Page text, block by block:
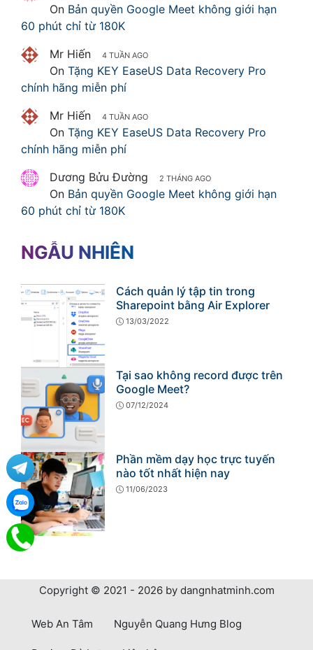
On Bản quyền Google Meet không giới hạn
60 phút chỉ từ 180K
Mr Hiến
4 TUẦN AGO
On Tặng KEY EaseUS Data Recovery Pro
chính hãng miễn phí
Mr Hiến
4 TUẦN AGO
On Tặng KEY EaseUS Data Recovery Pro
chính hãng miễn phí
Dương Bửu Đường
2 THÁNG AGO
On Bản quyền Google Meet không giới hạn
60 phút chỉ từ 180K
NGẪU NHIÊN
Cách quản lý tập tin trong
Sharepoint bằng Air Explorer
13/03/2022
Tại sao không record được trên
Google Meet?
07/12/2024
Phần mềm dạy học trực tuyến
nào tốt nhất hiện nay
11/06/2023
Copyright © 2021 - 2026 by dangnhatminh.com
Web An Tâm Nguyễn Quang Hưng Blog